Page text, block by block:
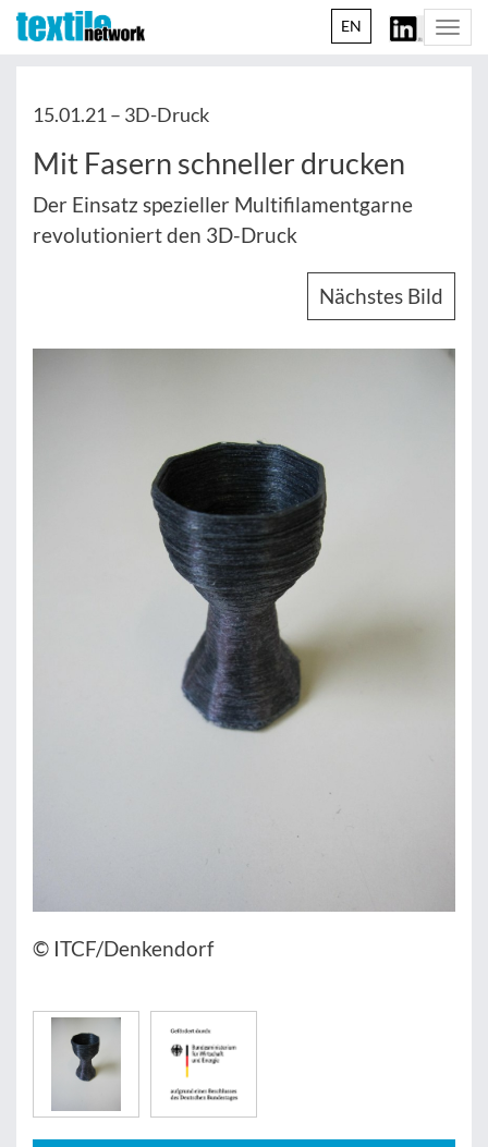
EN
15.01.21 – 3D-Druck
Mit Fasern schneller drucken
Der Einsatz spezieller Multifilamentgarne
revolutioniert den 3D-Druck
Nächstes Bild
© ITCF/Denkendorf